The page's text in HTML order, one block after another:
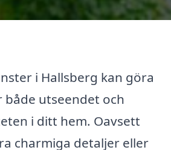
i Hallsberg kan göra
både utseendet och
i ditt hem. Oavsett
charmiga detaljer eller